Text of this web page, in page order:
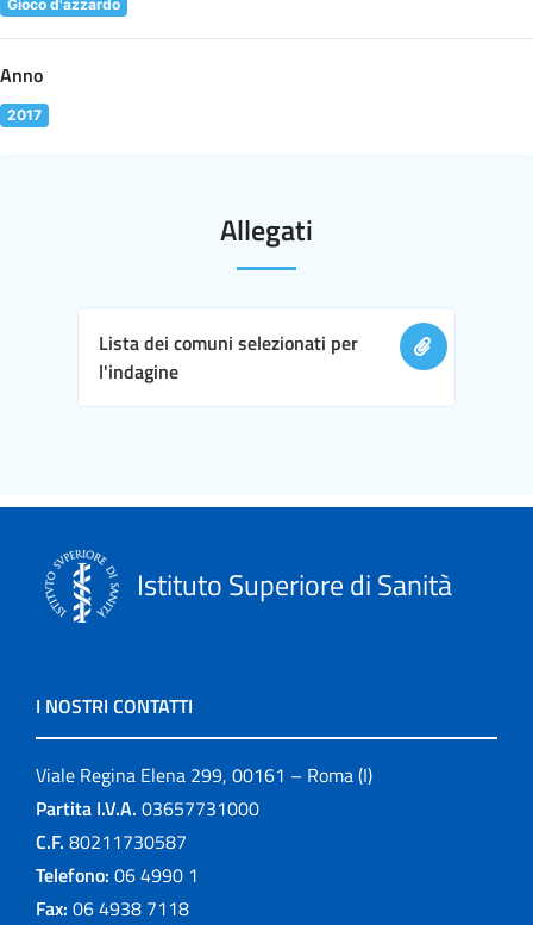
Gioco d'azzardo
Anno
2017
Allegati
Lista dei comuni selezionati per
l'indagine
Istituto Superiore di Sanità
I NOSTRI CONTATTI
Viale Regina Elena 299, 00161 – Roma (I)
Partita I.V.A. 03657731000
C.F. 80211730587
Telefono: 06 4990 1
Fax: 06 4938 7118